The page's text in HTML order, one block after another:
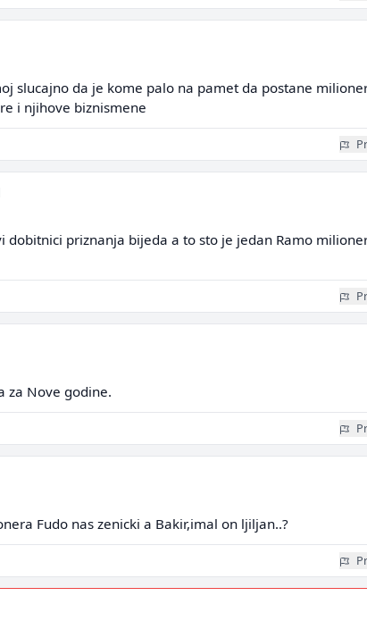
slucajno da je kome palo na pamet da postane
i njihove biznismene
dobitnici priznanja bijeda a to sto je jedan Ramo
za Nove godine.
Fudo nas zenicki a Bakir,imal on ljiljan..?